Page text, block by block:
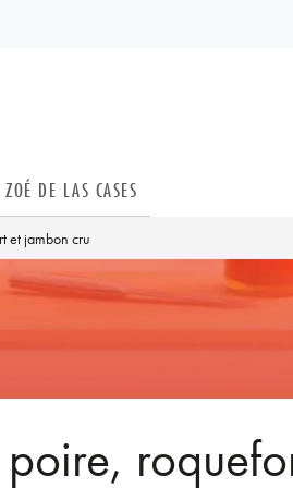
ZOÉ DE LAS CASES
et jambon cru
poire,